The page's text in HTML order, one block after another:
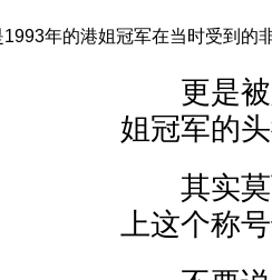
年的港姐冠军在当时受到的
更是被
姐冠军的
其实莫
上这个称